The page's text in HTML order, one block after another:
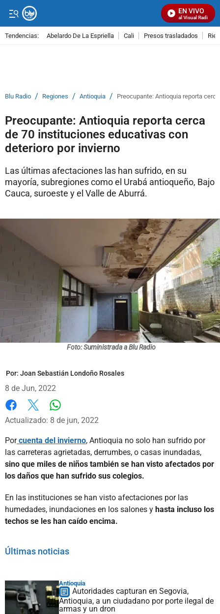
EN VIVO
Señal Visual Radio
Tendencias: Abelardo De La Espriella Cali Presos trasladados
Blu Radio / Regiones / Antioquia / Preocupante: Antioquia reporta
Preocupante: Antioquia reporta cerca
de 70 instituciones educativas con
deterioro por invierno
Las últimas afectaciones las han sufrido, en su
mayoría, subregiones como el Urabá antioqueño, Bajo
Cauca, suroeste y el Valle de Aburrá.
Foto: Suministrada a Blu Radio
Por: Joan Sebastián Londoño Rosales
8 de Jun, 2022
Facebook
X
Actualizado: 8 de jun, 2022
Porcuenta del invierno, Antioquia no solo han sufrido por
las carreteras agrietadas, derrumbes, o casas inundadas,
sino que miles de niños también se han visto afectados por
los daños que han sufrido sus colegios.
En las instituciones se han visto afectaciones por las
humedades, inundaciones en los salones y hasta incluso los
techos se les han caído encima.
Últimas noticias
Antioquia
Autoridades capturan en Segovia,
Antioquia, a un ciudadano por porte ilegal de
armas y un dron